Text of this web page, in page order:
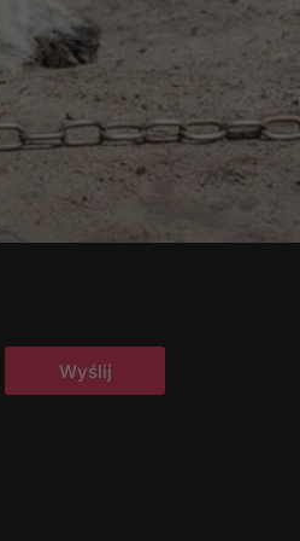
Wyślij